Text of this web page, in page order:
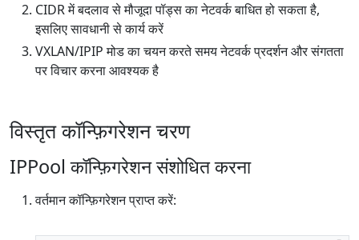
CIDR में बदलाव से मौजूदा पॉड्स का नेटवर्क बाधित हो सकता है,
इसलिए सावधानी से कार्य करें
VXLAN/IPIP मोड का चयन करते समय नेटवर्क प्रदर्शन और संगतता
पर विचार करना आवश्यक है
विस्तृत कॉन्फ़िगरेशन चरण
IPPool कॉन्फ़िगरेशन संशोधित करना
वर्तमान कॉन्फ़िगरेशन प्राप्त करें: